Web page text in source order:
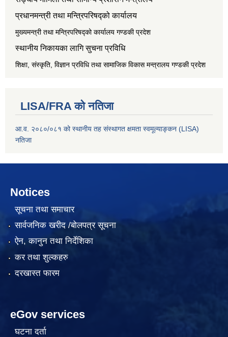
प्रधानमन्त्री तथा मन्त्रिपरिषद्को कार्यालय
मुख्यमन्त्री तथा मन्त्रिपरिषद्को कार्यालय गण्डकी प्रदेश
स्थानीय निकायका लागि सुचना प्रविधि
शिक्षा, संस्कृति, विज्ञान प्रविधि तथा सामाजिक विकास मन्त्रालय गण्डकी प्रदेश
LISA/FRA को नतिजा
आ.व. २०८०/०८१ को स्थानीय तह संस्थागत क्षमता स्वमूल्याङ्कन (LISA)
नतिजा
Notices
सूचना तथा समाचार
सार्वजनिक खरीद /बोलपत्र सूचना
ऐन, कानुन तथा निर्देशिका
कर तथा शुल्कहरु
दरखास्त फारम
eGov services
घटना दर्ता